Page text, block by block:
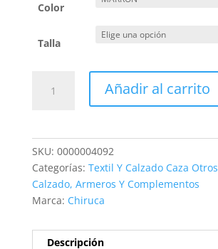
Color
Talla
CHIRUCA
TEX
Añadir al carrito
SKU: 0000004092
Categorías: Textil Y Calzado Caza Otros
Calzado, Armeros Y Complementos
Marca: Chiruca
Descripción